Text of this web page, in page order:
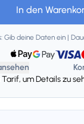
In den
Gib deine Daten ein |
um Details zu